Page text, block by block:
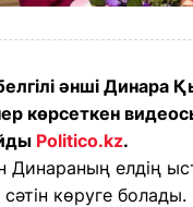
әнші Динара
көрсеткен
Politico.kz.
Динараның елдің
сәтін көруге болады.